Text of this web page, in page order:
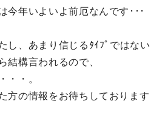
オ nattoku リノベ
今年いよいよ前厄なんです･･･
し、あまり信じるﾀｲﾌﾟではない
結構言われるので、
・・。
方の情報をお待ちしております